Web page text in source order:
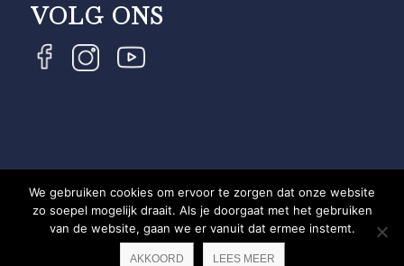
VOLG ONS
COPYRIGHT JRS - EQUESTRIAN BRAND EXPERT -
PRIVACYVERKLARING
WEBSITE DOOR NEWMORE
We gebruiken cookies om ervoor te zorgen dat onze website
zo soepel mogelijk draait. Als je doorgaat met het gebruiken
van de website, gaan we er vanuit dat ermee instemt.
AKKOORD LEES MEER